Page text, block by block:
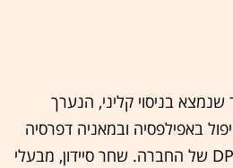
שנמצא בניסוי קליני, הנערך
באפילפסיה ובמאניה דפרסיה
באמצעות התרופה DP-VPA של החברה. שחר סיידון, מבעלי